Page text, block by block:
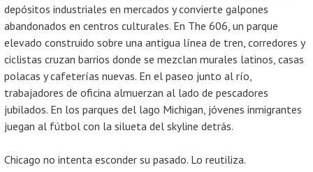
depósitos industriales en mercados y convierte galpones
abandonados en centros culturales. En The 606, un parque
elevado construido sobre una antigua línea de tren, corredores y
ciclistas cruzan barrios donde se mezclan murales latinos, casas
polacas y cafeterías nuevas. En el paseo junto al río,
trabajadores de oficina almuerzan al lado de pescadores
jubilados. En los parques del lago Michigan, jóvenes inmigrantes
juegan al fútbol con la silueta del skyline detrás.
Chicago no intenta esconder su pasado. Lo reutiliza.